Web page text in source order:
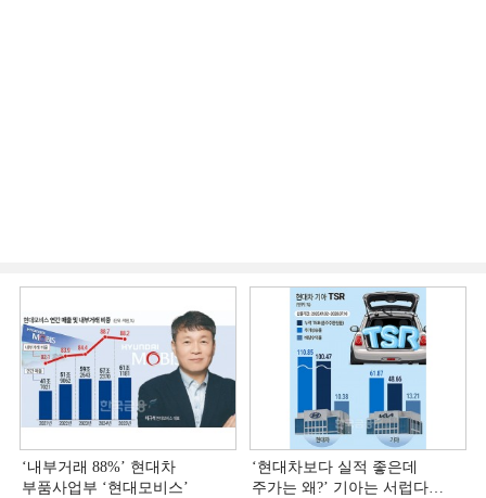
‘내부거래 88%ʼ 현대차
부품사업부 ‘현대모비스ʼ
‘현대차보다 실적 좋은데
주가는 왜?ʼ 기아는 서럽다